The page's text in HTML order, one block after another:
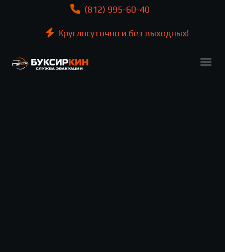
(812) 995-60-40
Круглосуточно и без выходных!